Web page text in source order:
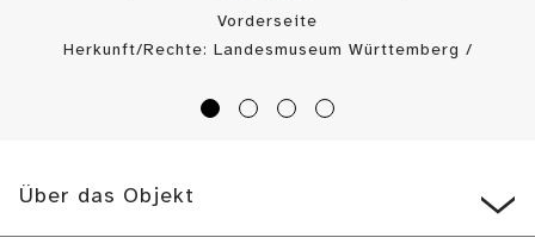
Vorderseite
Herkunft/Rechte: Landesmuseum Württemberg /
Über das Objekt